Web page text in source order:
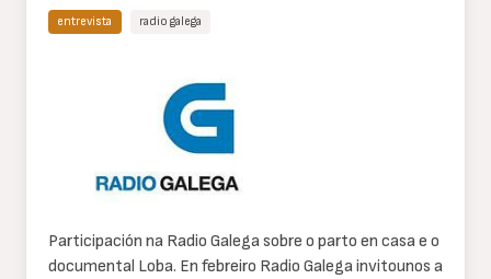
entrevista radio galega
Participación na Radio Galega sobre o parto en casa e o
documental Loba. En febreiro Radio Galega invitounos a